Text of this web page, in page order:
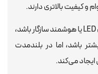
و کیفیت بالاتری دارند.
اگر لوستر با لامپ‌های LED یا هوشمند سازگار باشد،
باشد، اما در بلندمدت
می‌کند.